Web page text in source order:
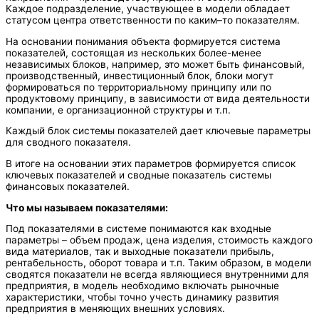
Каждое подразделение, участвующее в модели обладает
статусом центра ответственности по каким–то показателям.
На основании понимания объекта формируется система
показателей, состоящая из нескольких более-менее
независимых блоков, например, это может быть финансовый,
производственный, инвестиционный блок, блоки могут
формироваться по территориальному принципу или по
продуктовому принципу, в зависимости от вида деятельности
компании, е организационной структуры и т.п.
Каждый блок системы показателей дает ключевые параметры
для сводного показателя.
В итоге на основании этих параметров формируется список
ключевых показателей и сводные показатель системы
финансовых показателей.
Что мы называем показателями:
Под показателями в системе понимаются как входные
параметры – объем продаж, цена изделия, стоимость каждого
вида материалов, так и выходные показатели прибыль,
рентабельность, оборот товара и т.п. Таким образом, в модели
сводятся показатели не всегда являющиеся внутренними для
предприятия, в модель необходимо включать рыночные
характеристики, чтобы точно учесть динамику развития
предприятия в меняющих внешних условиях.